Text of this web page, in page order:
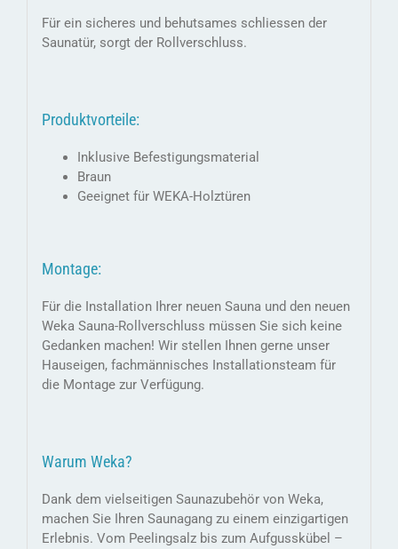
Für ein sicheres und behutsames schliessen der
Saunatür, sorgt der Rollverschluss.
Produktvorteile:
Inklusive Befestigungsmaterial
Braun
Geeignet für WEKA-Holztüren
Montage:
Für die Installation Ihrer neuen Sauna und den neuen
Weka Sauna-Rollverschluss müssen Sie sich keine
Gedanken machen! Wir stellen Ihnen gerne unser
Hauseigen, fachmännisches Installationsteam für
die Montage zur Verfügung.
Warum Weka?
Dank dem vielseitigen Saunazubehör von Weka,
machen Sie Ihren Saunagang zu einem einzigartigen
Erlebnis. Vom Peelingsalz bis zum Aufgusskübel –